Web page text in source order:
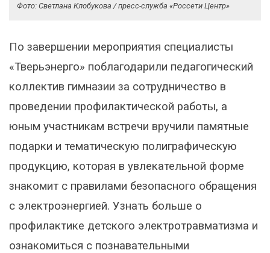
Фото: Светлана Клобукова / пресс-служба «Россети Центр»
По завершении мероприятия специалисты
«Тверьэнерго» поблагодарили педагогический
коллектив гимназии за сотрудничество в
проведении профилактической работы, а
юным участникам встречи вручили памятные
подарки и тематическую полиграфическую
продукцию, которая в увлекательной форме
знакомит с правилами безопасного обращения
с электроэнергией. Узнать больше о
профилактике детского электротравматизма и
ознакомиться с познавательными